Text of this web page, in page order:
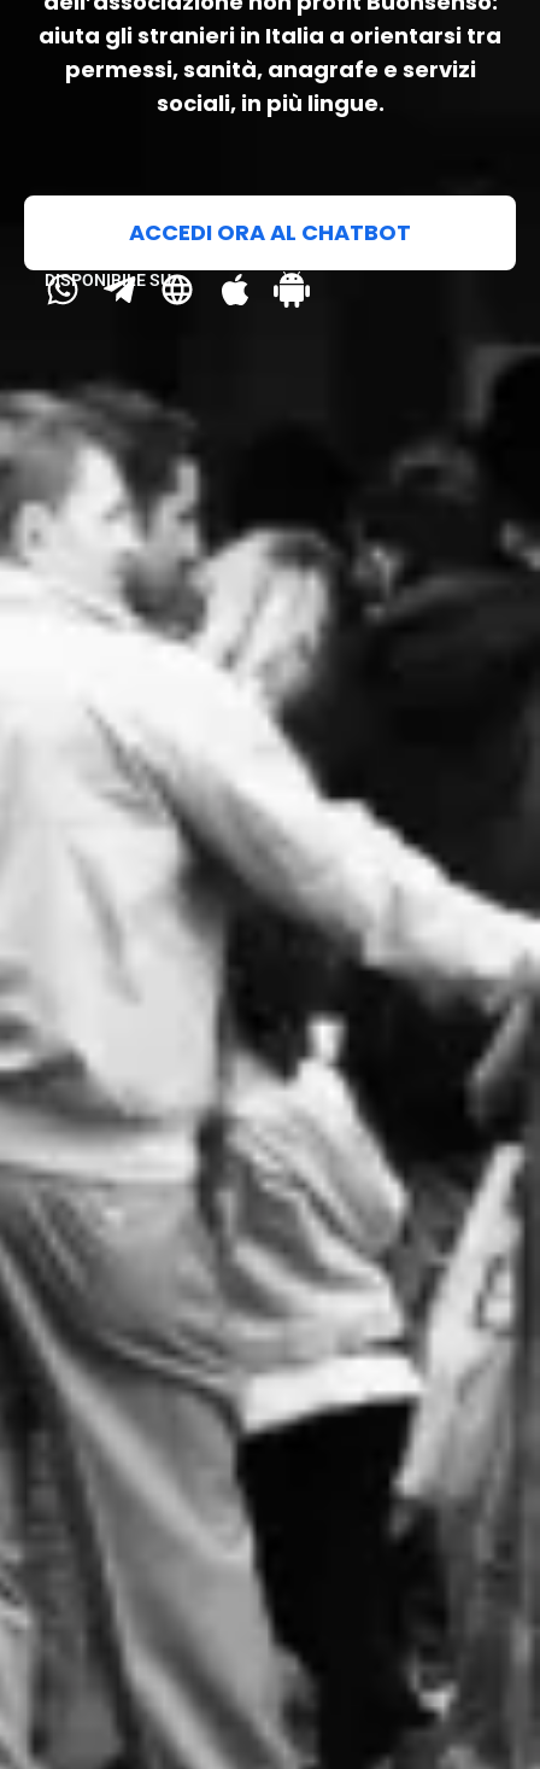
aiuta gli stranieri in Italia a orientarsi tra
permessi, sanità, anagrafe e servizi
sociali, in più lingue.
ACCEDI ORA AL CHATBOT
DISPONIBILE SU